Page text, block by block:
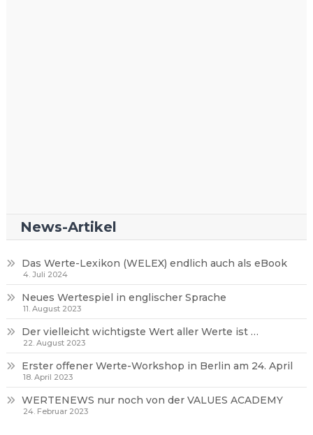
News-Artikel
Das Werte-Lexikon (WELEX) endlich auch als eBook
4. Juli 2024
Neues Wertespiel in englischer Sprache
11. August 2023
Der vielleicht wichtigste Wert aller Werte ist …
22. August 2023
Erster offener Werte-Workshop in Berlin am 24. April
18. April 2023
WERTENEWS nur noch von der VALUES ACADEMY
24. Februar 2023